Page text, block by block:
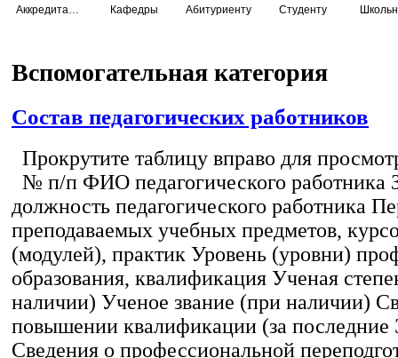
Кафедры Абитуриенту Студенту
Вспомогательная категория
Состав педагогических работников
Прокрутите таблицу вправо для
№ п/п ФИО педагогического работника
должность педагогического работника
преподаваемых учебных предметов,
(модулей), практик Уровень (уровни)
образования, квалификация Ученая
наличии) Ученое звание (при наличии)
повышении квалификации (за последние
Сведения о профессиональной